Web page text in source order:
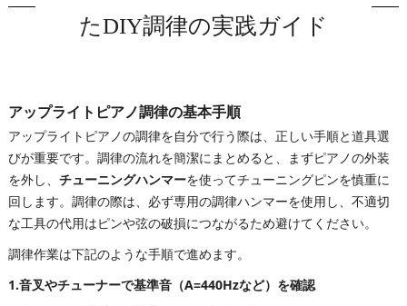
たDIY調律の実践ガイド
アップライトピアノ調律の基本手順
アップライトピアノの調律を自分で行う際は、正しい手順と道具選
びが重要です。調律の流れを簡潔にまとめると、まずピアノの外装
を外し、 チューニングハンマーを使ってチューニングピンを慎重に
回します。調律の際は、必ず専用の調律ハンマーを使用し、不適切
な工具の代用はピンや弦の破損につながるため避けてください。
調律作業は下記のような手順で進めます。
1.音叉やチューナーで基準音（A=440Hzなど）を確認